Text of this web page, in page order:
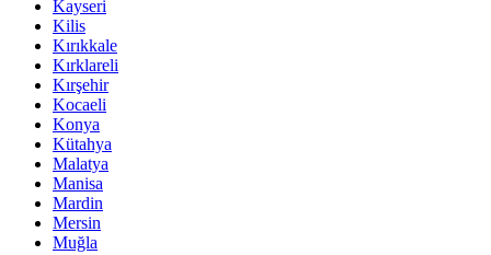
Kayseri
Kilis
Kırıkkale
Kırklareli
Kırşehir
Kocaeli
Konya
Kütahya
Malatya
Manisa
Mardin
Mersin
Muğla